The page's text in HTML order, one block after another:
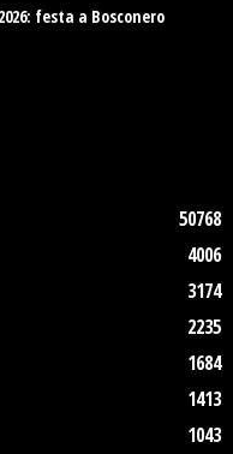
festa a Bosconero
50768
4006
3174
2235
1684
1413
1043